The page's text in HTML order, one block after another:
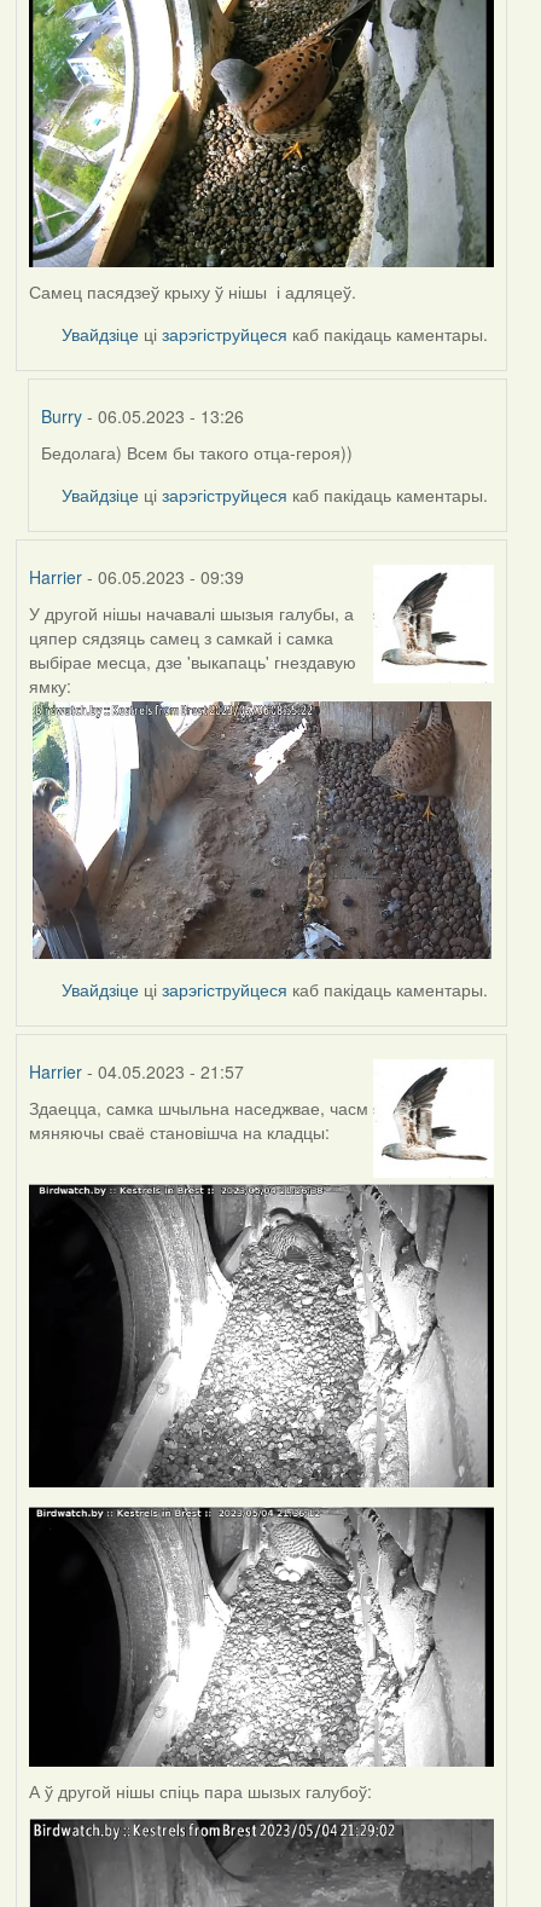
Самец пасядзеў крыху ў нішы і адляцеў.
Увайдзіце цізарэгіструйцеся каб пакідаць каментары.
Burry - 06.05.2023 - 13:26
In
reply
by
Бедолага) Всем бы такого отца-героя))
Увайдзіце цізарэгіструйцеся каб пакідаць каментары.
Harrier- 06.05.2023 - 09:39
У другой нішы начавалі шызыя галубы, а
цяпер сядзяць самец з самкай і самка
выбірае месца, дзе 'выкапаць' гнездавую
ямку:
Увайдзіце цізарэгіструйцеся каб пакідаць каментары.
Harrier- 04.05.2023 - 21:57
Здаецца, самка шчыльна наседжвае, часм
мяняючы сваё становішча на кладцы:
А ў другой нішы спіць пара шызых галубоў: